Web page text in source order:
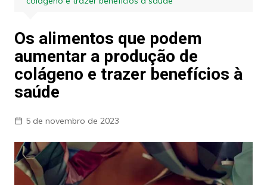
Os alimentos que podem
aumentar a produção de
colágeno e trazer benefícios à
saúde
5 de novembro de 2023